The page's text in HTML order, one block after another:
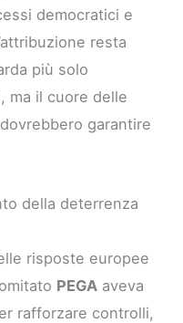
democratici e
resta
più solo
ma il cuore delle
garantire
della deterrenza
risposte europee
PEGA aveva
rafforzare controlli,